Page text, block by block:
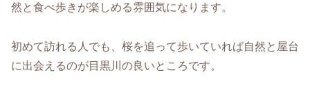
然と食べ歩きが楽しめる雰囲気になります。
初めて訪れる人でも、桜を追って歩いていれば自然と屋台
に出会えるのが目黒川の良いところです。